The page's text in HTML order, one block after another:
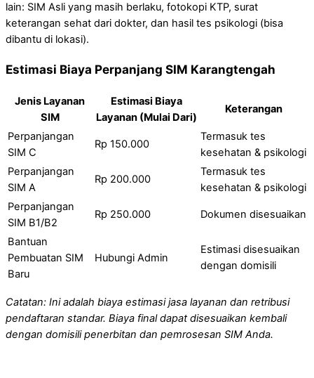
lain: SIM Asli yang masih berlaku, fotokopi KTP, surat
keterangan sehat dari dokter, dan hasil tes psikologi (bisa
dibantu di lokasi).
Estimasi Biaya Perpanjang SIM Karangtengah
Jenis Layanan
SIM
Estimasi Biaya
Layanan (Mulai Dari)
Keterangan
Perpanjangan
SIM C
Rp 150.000
Termasuk tes
kesehatan & psikologi
Perpanjangan
SIM A
Rp 200.000
Termasuk tes
kesehatan & psikologi
Perpanjangan
SIM B1/B2
Rp 250.000 Dokumen disesuaikan
Bantuan
Pembuatan SIM
Baru
Hubungi Admin
Estimasi disesuaikan
dengan domisili
Catatan: Ini adalah biaya estimasi jasa layanan dan retribusi
pendaftaran standar. Biaya final dapat disesuaikan kembali
dengan domisili penerbitan dan pemrosesan SIM Anda.